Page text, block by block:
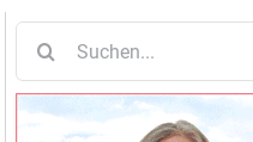
nach: